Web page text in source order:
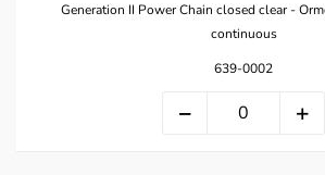
Generation II Power Chain closed clear -
continuous
639-0002